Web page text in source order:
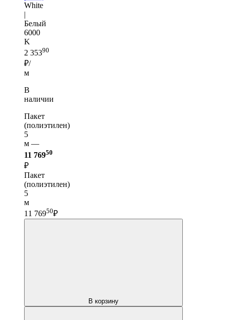
White
|
Белый
6000
K
2 35390
₽/
м
В
наличии
Пакет
(полиэтилен)
5
м —
11 76950
₽
Пакет
(полиэтилен)
5
м
11 76950₽
В корзину